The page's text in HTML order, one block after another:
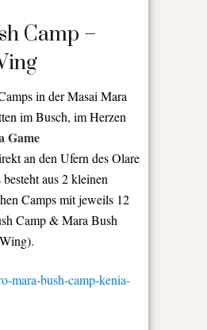
Camp –
in der Masai Mara
im Busch, im Herzen
Game
an den Ufern des Olare
aus 2 kleinen
Camps mit jeweils 12
Camp & Mara Bush